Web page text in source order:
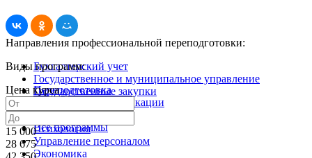
Направления профессиональной переподготовки:
Бухгалтерский учет
Государственное и муниципальное управление
Государственные закупки
Психология
Управление персоналом
Экономика
Виды программ:
Переподготовка
Повышение квалификации
Электронные курсы
Все программы
Цена курса
15 000
28 675